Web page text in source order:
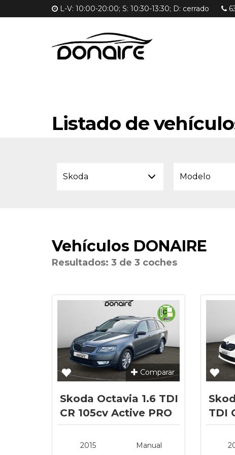
L-V: 10:00-20:00; S: 10:30-13:30; D: cerrado
Listado de
Skoda Modelo
Vehículos DONAIRE
Resultados: 3 de 3 coches
Comparar
Skoda Octavia 1.6 TDI
CR 105cv Active PRO
(empresas)
2015
Manual
TDI